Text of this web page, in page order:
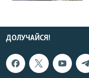
ДОЛУЧАЙСЯ!